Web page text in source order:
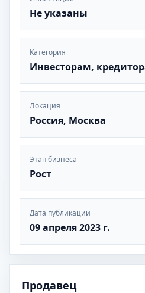
Не указаны
Категория
Инвесторам,
Локация
Россия, Москва
Этап бизнеса
Рост
Дата публикации
09 апреля 2023 г.
Продавец